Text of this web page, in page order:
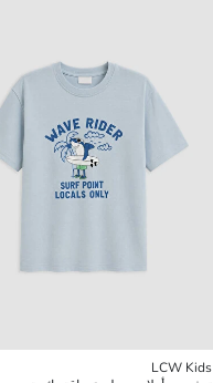
LCW Kids